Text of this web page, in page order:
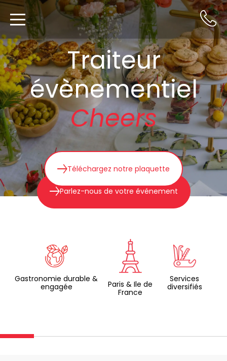
Traiteur
évènementiel
Cheers
Parlez-nous de votre événement
Téléchargez notre plaquette
Gastronomie durable &
engagée
Paris & Ile de
France
Services
diversifiés